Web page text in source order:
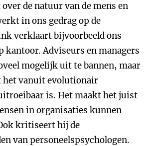
de natuur van de mens en
in ons gedrag op de
verklaart bijvoorbeeld ons
kantoor. Adviseurs en managers
mogelijk uit te bannen, maar
het vanuit evolutionair
is. Het maakt het juist
in organisaties kunnen
kritiseert hij de
van personeelspsychologen.